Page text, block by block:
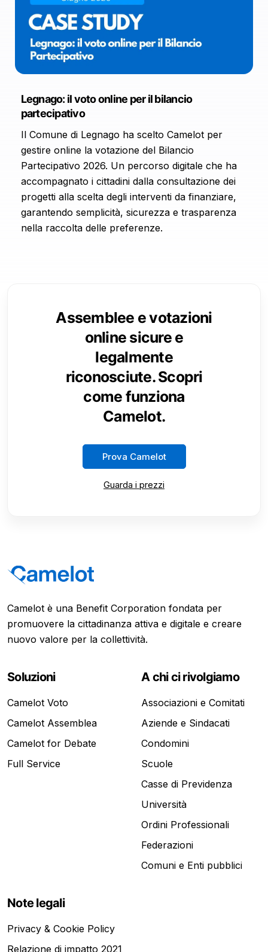
Legnago: il voto online per il bilancio
partecipativo
Il Comune di Legnago ha scelto Camelot per
gestire online la votazione del Bilancio
Partecipativo 2026. Un percorso digitale che ha
accompagnato i cittadini dalla consultazione dei
progetti alla scelta degli interventi da finanziare,
garantendo semplicità, sicurezza e trasparenza
nella raccolta delle preferenze.
Assemblee e votazioni
online sicure e
legalmente
riconosciute. Scopri
come funziona
Camelot.
Prova Camelot
Guarda i prezzi
Camelot è una Benefit Corporation fondata per
promuovere la cittadinanza attiva e digitale e creare
nuovo valore per la collettività.
Soluzioni
Camelot Voto
Camelot Assemblea
Camelot for Debate
Full Service
A chi ci rivolgiamo
Associazioni e Comitati
Aziende e Sindacati
Condomini
Scuole
Casse di Previdenza
Università
Ordini Professionali
Federazioni
Comuni e Enti pubblici
Note legali
Privacy & Cookie Policy
Relazione di impatto 2021